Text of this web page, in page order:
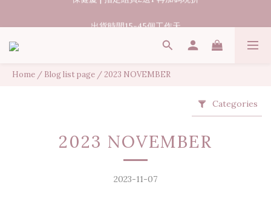
07/31-08/08 煥新盛夏 | 夏日美好節
Home / Blog list page /2023 NOVEMBER
Categories
2023 NOVEMBER
2023-11-07